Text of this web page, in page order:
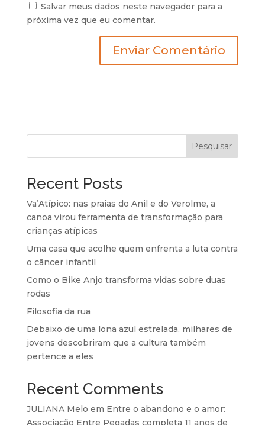
Salvar meus dados neste navegador para a
próxima vez que eu comentar.
Pesquisar
Recent Posts
Va’Atípico: nas praias do Anil e do Verolme, a
canoa virou ferramenta de transformação para
crianças atípicas
Uma casa que acolhe quem enfrenta a luta contra
o câncer infantil
Como o Bike Anjo transforma vidas sobre duas
rodas
Filosofia da rua
Debaixo de uma lona azul estrelada, milhares de
jovens descobriram que a cultura também
pertence a eles
Recent Comments
JULIANA Melo em Entre o abandono e o amor:
Associação Entre Pegadas completa 11 anos de